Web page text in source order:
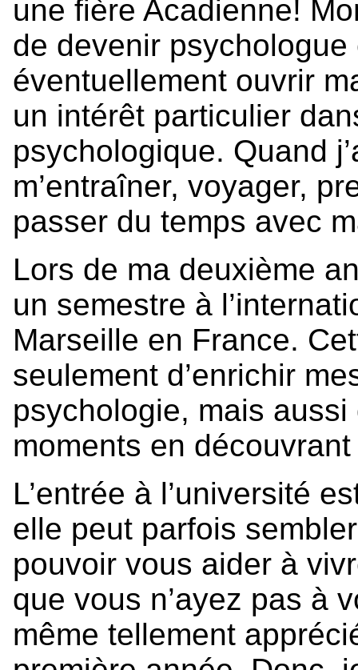
une fière Acadienne!
de devenir
éventuellement ouvrir
un intérêt particulier
psychologique. Quand
m’entraîner, voyager,
passer du temps avec
Lors de ma deuxième
un semestre à
Marseille en France.
seulement d’enrichir
psychologie, mais
moments en découvrant
L’entrée à l’université
elle peut parfois
pouvoir vous aider à
que vous n’ayez pas à
même tellement